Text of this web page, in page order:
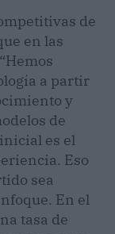
de
en las
a partir
y
de
es el
Eso
sea
En el
tasa de